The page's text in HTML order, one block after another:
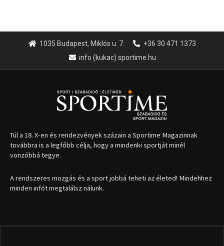
1035 Budapest, Miklós u. 7.
+36 30 471 1373
info (kukac) sportime.hu
Túl a 18. X-en és rendezvények százain a Sportime Magazinnak
továbbra is a legfőbb célja, hogy a mindenki sportját minél
vonzóbbá tegye.
A rendszeres mozgás és a sport jobbá teheti az életed! Mindehhez
minden infót megtalálsz nálunk.